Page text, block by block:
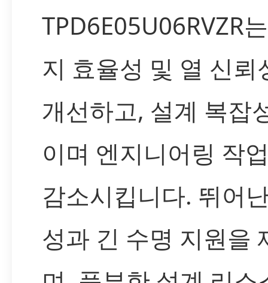
TPD6E05U06RVZR
지 효율성 및 열 신뢰
개선하고, 설계 복잡
이며 엔지니어링 작
감소시킵니다. 뛰어
성과 긴 수명 지원을